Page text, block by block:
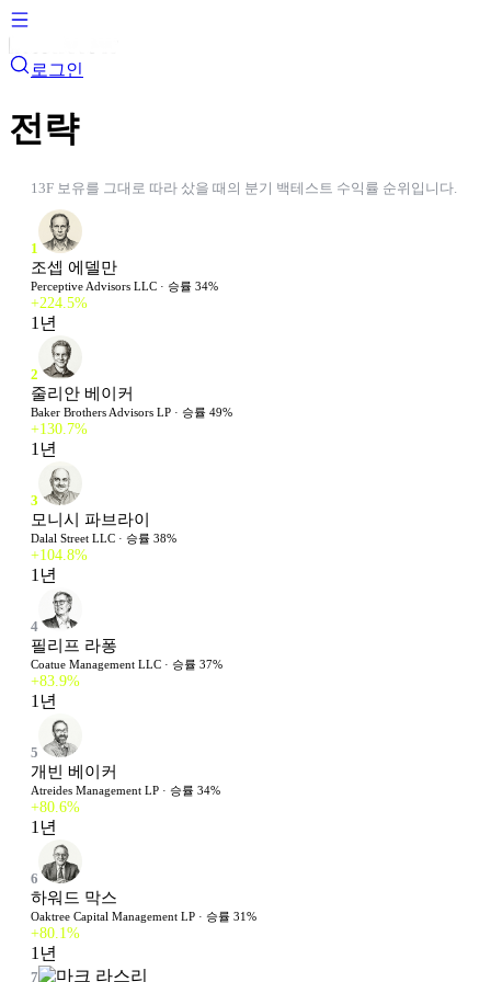
로그인
전략
13F 보유를 그대로 따라 샀을 때의 분기 백테스트 수익률 순위입니다.
1
조셉 에델만
Perceptive Advisors LLC · 승률 34%
+224.5%
1년
2
줄리안 베이커
Baker Brothers Advisors LP · 승률 49%
+130.7%
1년
3
모니시 파브라이
Dalal Street LLC · 승률 38%
+104.8%
1년
4
필리프 라퐁
Coatue Management LLC · 승률 37%
+83.9%
1년
5
개빈 베이커
Atreides Management LP · 승률 34%
+80.6%
1년
6
하워드 막스
Oaktree Capital Management LP · 승률 31%
+80.1 %
1년
7